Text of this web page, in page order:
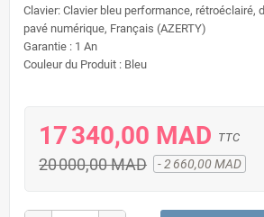
Clavier: Clavier bleu performance, rétroéclairé,
pavé numérique, Français (AZERTY)
Garantie : 1 An
Couleur du Produit : Bleu
17 340,00 MAD TTC
20 000,00 MAD - 2 660,00 MAD